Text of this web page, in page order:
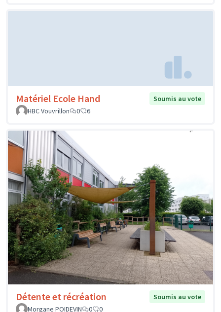
Matériel Ecole Hand
Soumis au vote
HBC Vouvrillon
0 6
Détente et récréation
Soumis au vote
Morgane POIDEVIN
0 0